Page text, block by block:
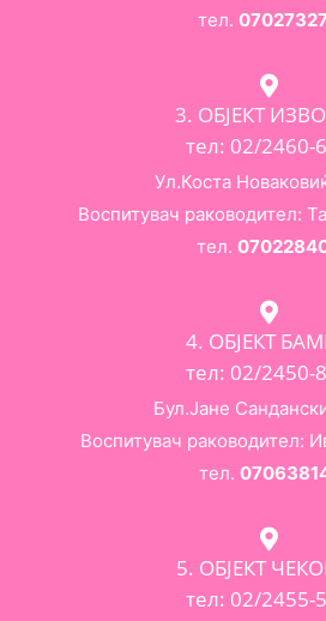
тел.
3. ОБЈЕКТ
тел: 02/2460-
Ул.Коста
Воспитувач раководител:
тел.
4. ОБЈЕКТ
тел: 02/2450-
Бул.Јане
Воспитувач раководител:
тел.
5. ОБЈЕКТ
тел: 02/2455-